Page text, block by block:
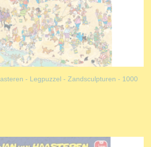
- Legpuzzel - Zandsculpturen - 1000